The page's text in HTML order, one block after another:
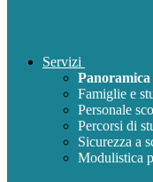
Servizi
Panoramica
Famiglie e
Personale
Percorsi di
Sicurezza a
Modulistica